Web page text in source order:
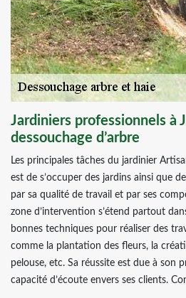
Jardiniers professionnels à
dessouchage d’arbre
Les principales tâches du jardinier
est de s’occuper des jardins ainsi que
par sa qualité de travail et par ses
zone d’intervention s’étend partout
bonnes techniques pour réaliser des
comme la plantation des fleurs, la
pelouse, etc. Sa réussite est due à son
capacité d’écoute envers ses clients.